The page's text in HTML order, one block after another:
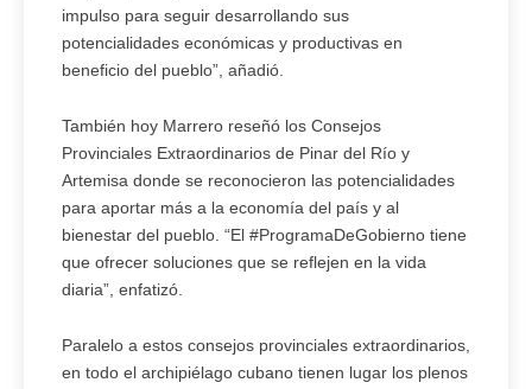
impulso para seguir desarrollando sus
potencialidades económicas y productivas en
beneficio del pueblo”, añadió.
También hoy Marrero reseñó los Consejos
Provinciales Extraordinarios de Pinar del Río y
Artemisa donde se reconocieron las potencialidades
para aportar más a la economía del país y al
bienestar del pueblo. “El #ProgramaDeGobierno tiene
que ofrecer soluciones que se reflejen en la vida
diaria”, enfatizó.
Paralelo a estos consejos provinciales extraordinarios,
en todo el archipiélago cubano tienen lugar los plenos